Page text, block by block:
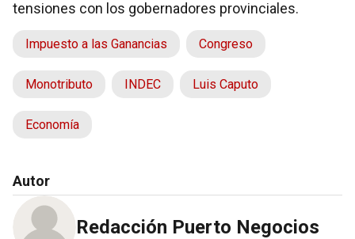
tensiones con los gobernadores provinciales.
Impuesto a las Ganancias Congreso
Monotributo INDEC Luis Caputo
Economía
Autor
Redacción Puerto Negocios